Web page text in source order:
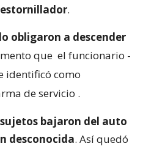
.
lo obligaron a descender
que el funcionario -
identificó como
de servicio .
bajaron del auto
desconocida. Así quedó